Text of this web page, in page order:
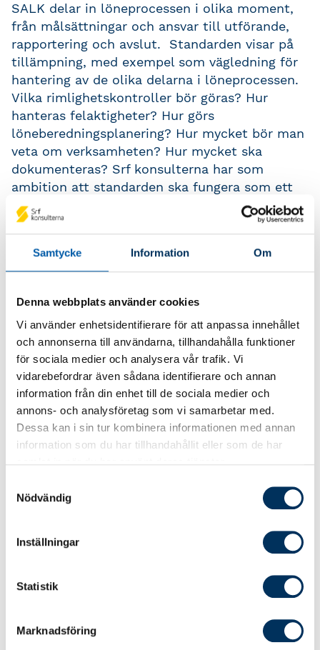
Samtycke Information Om
Denna webbplats använder cookies
Vi använder enhetsidentifierare för att anpassa innehållet
och annonserna till användarna, tillhandahålla funktioner
för sociala medier och analysera vår trafik. Vi
vidarebefordrar även sådana identifierare och annan
information från din enhet till de sociala medier och
annons- och analysföretag som vi samarbetar med.
Dessa kan i sin tur kombinera informationen med annan
information som du har tillhandahållit eller som de har
Nödvändig
Inställningar
Statistik
Marknadsföring
SALK delar in löneprocessen i olika moment,
från målsättningar och ansvar till utförande,
rapportering och avslut. Standarden visar på
tillämpning, med exempel som vägledning för
hantering av de olika delarna i löneprocessen.
Vilka rimlighetskontroller bör göras? Hur
hanteras felaktigheter? Hur görs
löneberedningsplanering? Hur mycket bör man
veta om verksamheten? Hur mycket ska
dokumenteras? Srf konsulterna har som
ambition att standarden ska fungera som ett
stöd till lönekonsulten och därigenom
säkerställa kvalitet i löneprocessen.
Beställ SALK-boken
SALK-sigillet
Silgillet är ett digitalt sigill som du med fördel
kan använda i din marknadsföring för att
informera om att du arbetar enligt gällande
svensk branschstandard. Sigillet finns i två
varianter. Här kan du spara ner SALK-sigillet:
Vi arbetar enligt SALK >>(följ länken och
högerklicka på bilden för att ”Spara bild
Jag arbetar enligt SALK >>
(följ länken och
Länge var rollen som lönekonsult ett yrke med
dina kollegor. Nu är arbetet digitalt, vi blir
högskoleutbildade och yrket har utvecklats till